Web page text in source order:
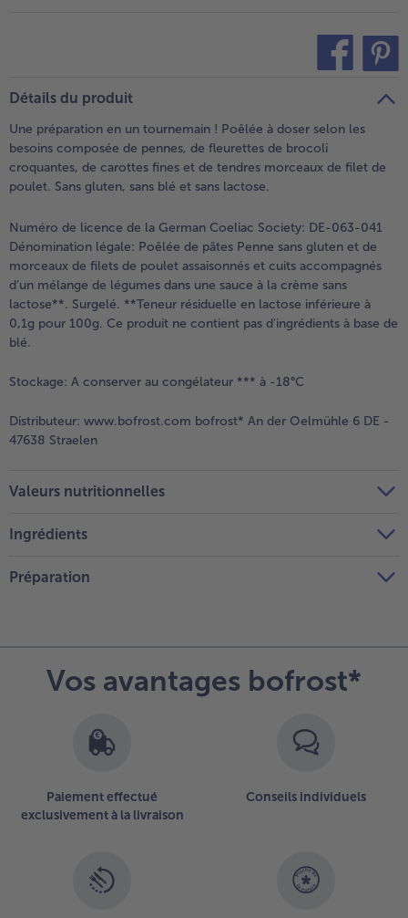
Détails du produit
Une préparation en un tournemain ! Poêlée à doser selon les
besoins composée de pennes, de fleurettes de brocoli
croquantes, de carottes fines et de tendres morceaux de filet de
poulet. Sans gluten, sans blé et sans lactose.
Numéro de licence de la German Coeliac Society: DE-063-041
Dénomination légale: Poêlée de pâtes Penne sans gluten et de
morceaux de filets de poulet assaisonnés et cuits accompagnés
d’un mélange de légumes dans une sauce à la crème sans
lactose**. Surgelé. **Teneur résiduelle en lactose inférieure à
0,1g pour 100g. Ce produit ne contient pas d'ingrédients à base de
blé.
Stockage: A conserver au congélateur *** à -18°C
Distributeur: www.bofrost.com bofrost* An der Oelmühle 6 DE -
47638 Straelen
Valeurs nutritionnelles
Ingrédients
Préparation
Vos avantages bofrost*
Paiement effectué
exclusivement à la livraison
Conseils individuels